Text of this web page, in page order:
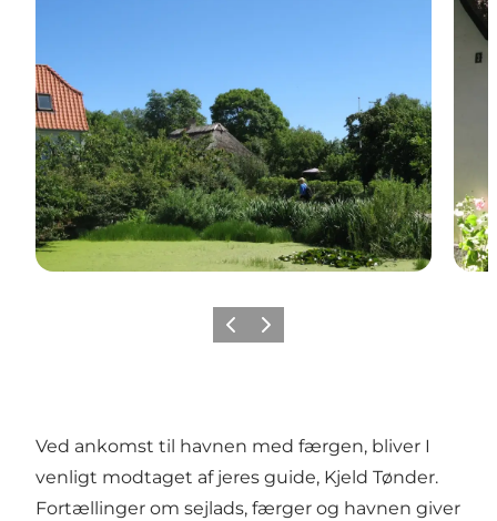
ForrigeNæste
Ved ankomst til havnen med færgen, bliver I
venligt modtaget af jeres guide, Kjeld Tønder.
Fortællinger om sejlads, færger og havnen giver